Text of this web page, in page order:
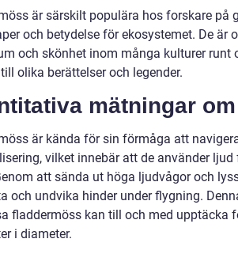
är särskilt populära hos forskare på
och betydelse för ekosystemet. De är
och skönhet inom många kulturer runt
olika berättelser och legender.
mätningar
är kända för sin förmåga att
vilket innebär att de använder
att sända ut höga ljudvågor och
och undvika hinder under flygning.
fladdermöss kan till och med upptäcka
i diameter.